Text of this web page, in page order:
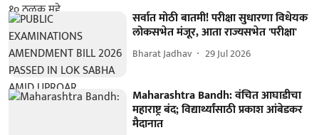
सर्वात मोठी बातमी! परीक्षा सुधारणा विधेयक
लोकसभेत मंजूर, आता राज्यसभेत 'परीक्षा'
Bharat Jadhav 29 Jul 2026
Maharashtra Bandh: वंचित आघाडीचा
महाराष्ट्र बंद; विद्यार्थ्यांसाठी प्रकाश आंबेडकर
मैदानात